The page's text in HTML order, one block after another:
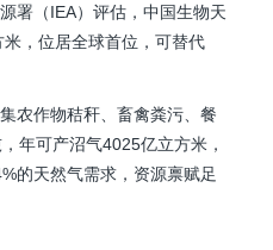
署（IEA）评估，中国生物天
，位居全球首位，可替代
农作物秸秆、畜禽粪污、餐
年可产沼气4025亿立方米，
的天然气需求，资源禀赋足